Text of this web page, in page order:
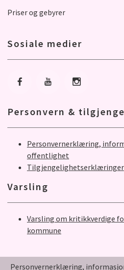
Priser og gebyrer
Sosiale medier
Gå til Facebook
Gå til Youtube
Gå til
Personvern &
Personvernerklæring,
offentlighet
Tilgjengelighetserklæringer
Varsling
Varsling om kritikkverdige
kommune
Personvernerklæring,